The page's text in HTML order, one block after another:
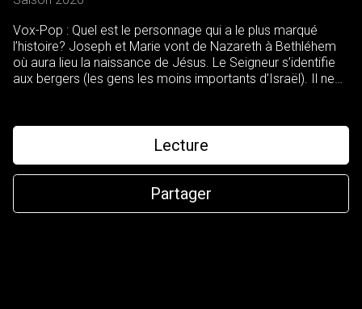
Vox-Pop : Quel est le personnage qui a le plus marqué
l’histoire? Joseph et Marie vont de Nazareth à Bethléhem
où aura lieu la naissance de Jésus. Le Seigneur s’identifie
aux bergers (les gens les moins importants d’Israël). Il ne
Lecture
Partager